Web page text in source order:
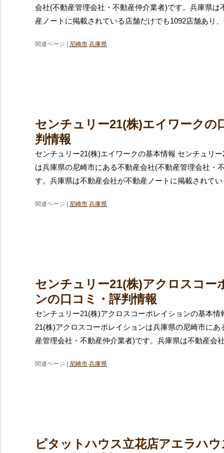
会社(不動産管理会社・不動産仲介業者)です。兵庫県は
産ノートに掲載されている店舗だけでも1092店舗あり
関連ページ | 尼崎市 兵庫県
センチュリー21(株)エイワークの
判情報
センチュリー21(株)エイワークの基本情報 センチュリ
は兵庫県の尼崎市にある不動産会社(不動産管理会社・
す。兵庫県は不動産会社が不動産ノートに掲載されて
関連ページ | 尼崎市 兵庫県
センチュリー21(株)アクロスコー
ンの口コミ・評判情報
センチュリー21(株)アクロスコーポレイションの基本情
21(株)アクロスコーポレイションは兵庫県の尼崎市にあ
産管理会社・不動産仲介業者)です。兵庫県は不動産会
関連ページ | 尼崎市 兵庫県
ピタットハウス立花店アエラハ